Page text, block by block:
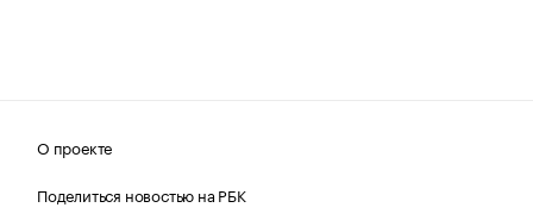
О проекте
Поделиться новостью на РБК